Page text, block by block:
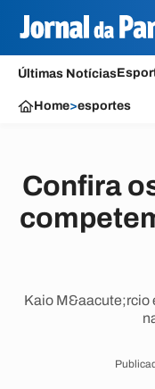
Últimas Notícias
Home>esportes
Confira
Kaio M&aacute;rcio